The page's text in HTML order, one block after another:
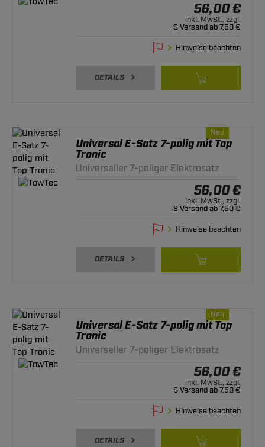
56,00 €
inkl. MwSt., zzgl.
S Versand ab 7,50 €
Hinweise beachten
DETAILS
Neu
Universal E-Satz 7-polig mit Top
Tronic
Universeller 7-poliger Elektrosatz
56,00 €
inkl. MwSt., zzgl.
S Versand ab 7,50 €
Hinweise beachten
DETAILS
Neu
Universal E-Satz 7-polig mit Top
Tronic
Universeller 7-poliger Elektrosatz
56,00 €
inkl. MwSt., zzgl.
S Versand ab 7,50 €
Hinweise beachten
DETAILS